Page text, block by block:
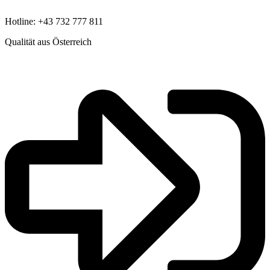
Hotline: +43 732 777 811
Qualität aus Österreich